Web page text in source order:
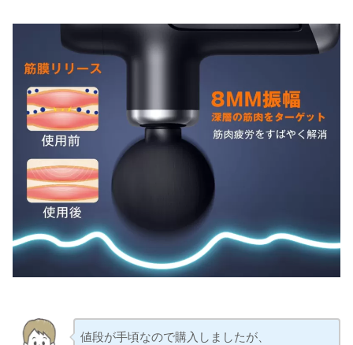
値段が手頃なので購入しましたが、